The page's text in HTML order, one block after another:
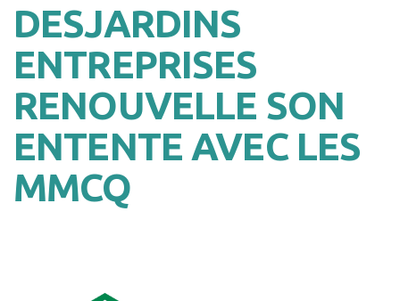
DESJARDINS
ENTREPRISES
RENOUVELLE SON
ENTENTE AVEC LES
MMCQ